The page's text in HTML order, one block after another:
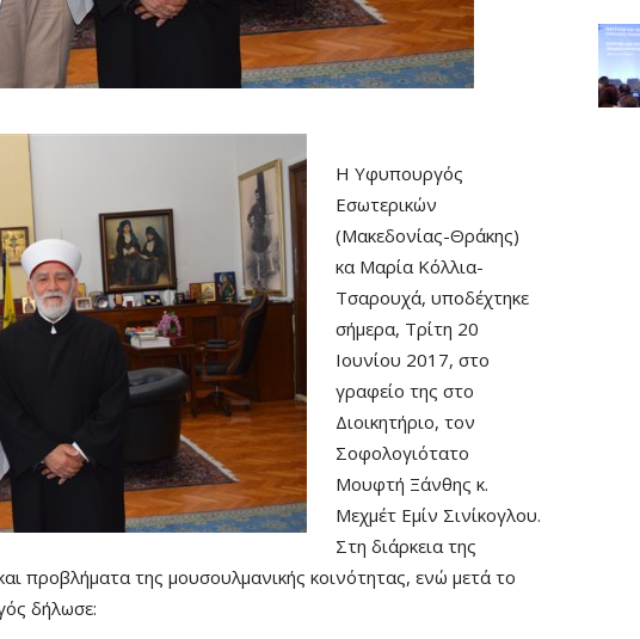
Η Υφυπουργός
Εσωτερικών
(Μακεδονίας-Θράκης)
κα Μαρία Κόλλια-
Τσαρουχά, υποδέχτηκε
σήμερα, Τρίτη 20
Ιουνίου 2017, στο
γραφείο της στο
Διοικητήριο, τον
Σοφολογιότατο
Μουφτή Ξάνθης κ.
Μεχμέτ Εμίν Σινίκογλου.
Στη διάρκεια της
προβλήματα της μουσουλμανικής κοινότητας, ενώ μετά το
δήλωσε: